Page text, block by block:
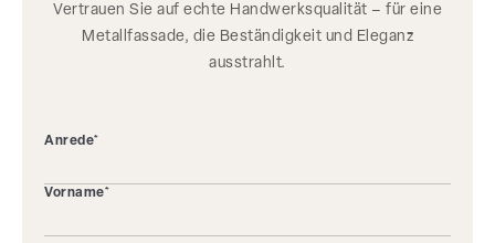
Vertrauen Sie auf echte Handwerksqualität – für eine
Metallfassade, die Beständigkeit und Eleganz
ausstrahlt.
Anrede*
Vorname*